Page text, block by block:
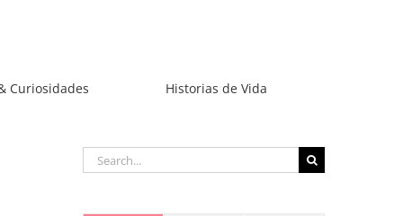
Curiosidades Historias de Vida
Search
for: